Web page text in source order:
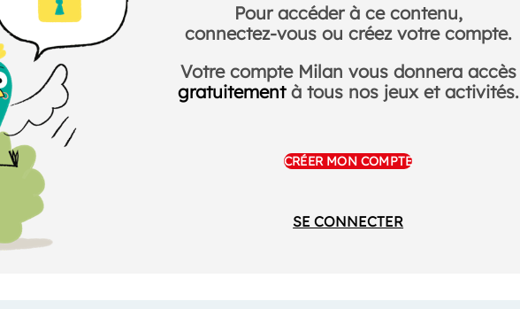
Pour accéder à ce contenu,
connectez-vous ou créez votre compte.
Votre compte Milan vous donnera accès
gratuitementà tous nos jeux et activités.
CRÉER MON COMPTE
SE CONNECTER